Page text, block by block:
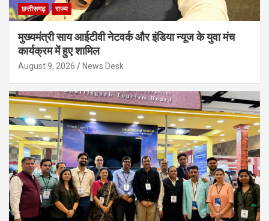
छत्तीसगढ़ राज्य
मुख्यमंत्री साय आईटीवी नेटवर्क और इंडिया न्यूज के युवा मंच
कार्यक्रम में हुए शामिल
August 9, 2026 News Desk